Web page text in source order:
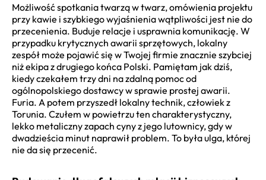
Możliwość spotkania twarzą w twarz, omówienia projektu
przy kawie i szybkiego wyjaśnienia wątpliwości jest nie do
przecenienia. Buduje relacje i usprawnia komunikację. W
przypadku krytycznych awarii sprzętowych, lokalny
zespół może pojawić się w Twojej firmie znacznie szybciej
niż ekipa z drugiego końca Polski. Pamiętam jak dziś,
kiedy czekałem trzy dni na zdalną pomoc od
ogólnopolskiego dostawcy w sprawie prostej awarii.
Furia. A potem przyszedł lokalny technik, człowiek z
Torunia. Czułem w powietrzu ten charakterystyczny,
lekko metaliczny zapach cyny z jego lutownicy, gdy w
dwadzieścia minut naprawił problem. To była ulga, której
nie da się przecenić.